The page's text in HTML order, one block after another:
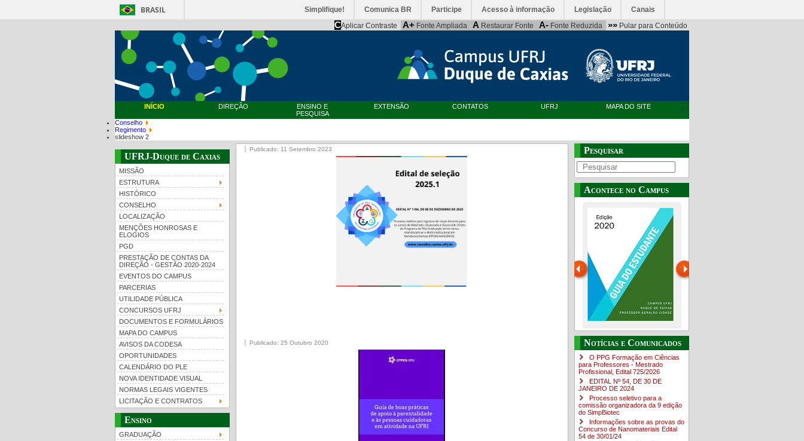
BRASIL Simplifique! Comunica BR Participe Acesso à informação Legislação Canais
CAplicar Contraste A+ Fonte Ampliada A Restaurar Fonte A- Fonte Reduzida »» Pular para Conteúdo
INÍCIO DIREÇÃO
ENSINO E
PESQUISA
EXTENSÃO CONTATOS UFRJ MAPA DO SITE
Conselho
Regimento
slideshow 2
UFRJ-Duque de Caxias
MISSÃO
ESTRUTURA
HISTÓRICO
CONSELHO
LOCALIZAÇÃO
MENÇÕES HONROSAS E
ELOGIOS
PGD
PRESTAÇÃO DE CONTAS DA
DIREÇÃO - GESTÃO 2020-2024
EVENTOS DO CAMPUS
PARCERIAS
UTILIDADE PÚBLICA
CONCURSOS UFRJ
DOCUMENTOS E FORMULÁRIOS
MAPA DO CAMPUS
AVISOS DA CODESA
OPORTUNIDADES
CALENDÁRIO DO PLE
NOVA IDENTIDADE VISUAL
NORMAS LEGAIS VIGENTES
LICITAÇÃO E CONTRATOS
Ensino
GRADUAÇÃO
Publicado: 11 Setembro 2023
Publicado: 25 Outubro 2020
Pesquisar
Acontece no Campus
Guia do estudante
https://www.youtube.com/channel/UC46BbEKCwNCdJvi4sNpOf3w
Guia de boas práticas
UFRJ 100 anos Notícias e Comunicados
O PPG Formação em Ciências
para Professores - Mestrado
Profissional, Edital ​725/202​6
EDITAL Nº 54, DE 30 DE
JANEIRO DE 2024
Processo seletivo para a
comissão organizadora da 9 edição
do SimpBiotec
Informações sobre as provas do
Concurso de Nanomateriais Edital
54 de 30/01/24